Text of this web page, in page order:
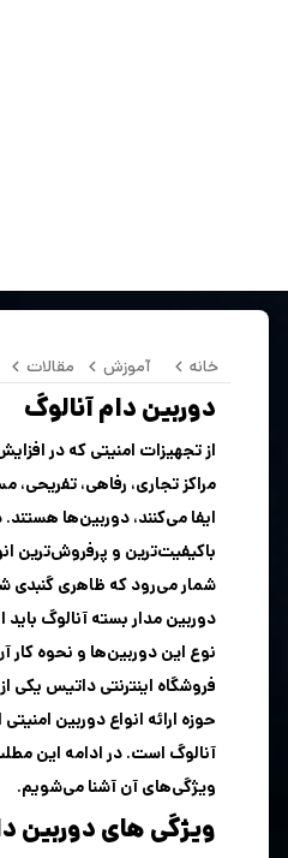
خانه آموزش مقالات
دوربین دام آنالوگ
از تجهیزات امنیتی که در
مراکز تجاری، رفاهی،
ایفا می‌کنند، دوربین‌ها
باکیفیت‌ترین و پرفروش‌ترین
شمار می‌رود که ظاهری گنبدی
دوربین مدار بسته آنالوگ باید
نوع این دوربین‌ها و نحوه کار
فروشگاه اینترنتی داتیس یکی
حوزه ارائه انواع دوربین
آنالوگ است. در ادامه این
ویژگی‌های آن آشنا می‌شویم.
ویژگی های دوربین